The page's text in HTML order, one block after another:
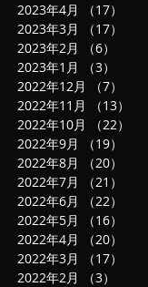
2023年4月
（17）
2023年3月
（17）
2023年2月
（6）
2023年1月
（3）
2022年12月
（7）
2022年11月
（13）
2022年10月
（22）
2022年9月
（19）
2022年8月
（20）
2022年7月
（21）
2022年6月
（22）
2022年5月
（16）
2022年4月
（20）
2022年3月
（17）
2022年2月
（3）